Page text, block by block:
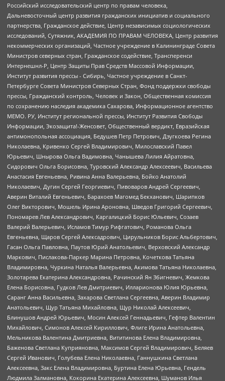
Российский исследовательский центр по правам человека,
Дальневосточный центр развития гражданских инициатив и социального
партнерства, Гражданское действие, Центр независимых социологических
исследований, Сутяжник, АКАДЕМИЯ ПО ПРАВАМ ЧЕЛОВЕКА, Центр развития
некоммерческих организаций, Частное учреждение в Калининграде Совета
Министров северных стран, Гражданское содействие, Трансперенси
Интернешнл-Р, Центр Защиты Прав Средств Массовой Информации,
Институт развития прессы - Сибирь, Частное учреждение в Санкт-
Петербурге Совета Министров Северных Стран, Фонд поддержки свободы
прессы, Гражданский контроль, Человек и Закон, Общественная комиссия
по сохранению наследия академика Сахарова, Информационное агентство
МЕМО. РУ, Институт региональной прессы, Институт Развития Свободы
Информации, Экозащита!-Женсовет, Общественный вердикт, Евразийская
антимонопольная ассоциация, Бедушев Петр Петрович, Дзугкоева Регина
Николаевна, Кривенко Сергей Владимирович, Милославский Павел
Юрьевич, Шнырова Ольга Вадимовна, Чанышева Лилия Айратовна,
Сидорович Ольга Борисовна, Туровский Александр Алексеевич, Васильева
Анастасия Евгеньевна, Ривина Анна Валерьевна, Бойко Анатолий
Николаевич, Дугин Сергей Георгиевич, Пивоваров Андрей Сергеевич,
Аверин Виталий Евгеньевич, Барахоев Магомед Бекханович, Шарипков
Олег Викторович, Мошель Ирина Ароновна, Шведов Григорий Сергеевич,
Пономарев Лев Александрович, Каргалицкий Борис Юльевич, Созаев
Валерий Валерьевич, Исламов Тимур Рифгатович, Романова Ольга
Евгеньевна, Щаров Сергей Алексадрович, Цирульников Борис Альбертович,
Гасан Ольга Павловна, Паутов Юрий Анатольевич, Верховский Александр
Маркович, Пислакова-Паркер Марина Петровна, Кочеткова Татьяна
Владимировна, Чуркина Наталья Валерьевна, Акимова Татьяна Николаевна,
Золотарева Екатерина Александровна, Рачинский Ян Збигневич, Жемкова
Елена Борисовна, Гудков Лев Дмитриевич, Илларионова Юлия Юрьевна,
Саранг Анна Васильевна, Захарова Светлана Сергеевна, Аверин Владимир
Анатольевич, Щур Татьяна Михайловна, Щур Николай Алексеевич,
Блинушов Андрей Юрьевич, Мосин Алексей Геннадьевич, Гефтер Валентин
Михайлович, Симонов Алексей Кириллович, Флиге Ирина Анатольевна,
Мельникова Валентина Дмитриевна, Вититинова Елена Владимировна,
Баженова Светлана Куприяновна, Максимов Сергей Владимирович, Беляев
Сергей Иванович, Голубева Елена Николаевна, Ганнушкина Светлана
Алексеевна, Закс Елена Владимировна, Буртина Елена Юрьевна, Гендель
Людмила Залмановна, Кокорина Екатерина Алексеевна, Шуманов Илья